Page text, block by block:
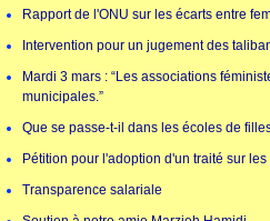
Rapport de l'ONU sur les écarts entre
Intervention pour un jugement des
Mardi 3 mars : “Les associations
municipales.”
Que se passe-t-il dans les écoles de
Pétition pour l'adoption d'un traité sur
Transparence salariale